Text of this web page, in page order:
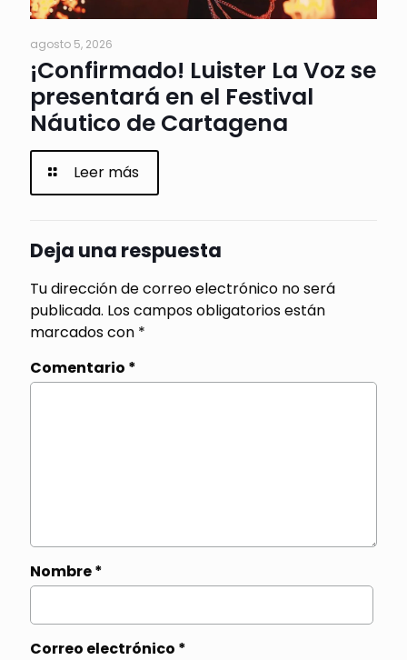
agosto 5, 2026
¡Confirmado! Luister La Voz se
presentará en el Festival
Náutico de Cartagena
Leer más
Deja una respuesta
Tu dirección de correo electrónico no será
publicada. Los campos obligatorios están
marcados con *
Comentario *
Nombre*
Correo electrónico *